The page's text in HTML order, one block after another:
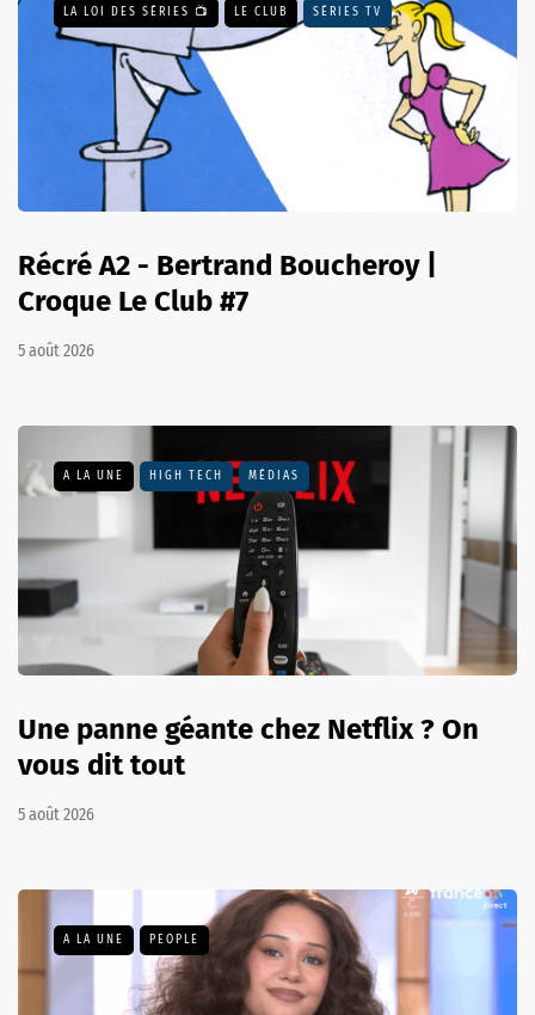
LA LOI DES SÉRIES 📺 LE CLUB SÉRIES TV
Récré A2 - Bertrand Boucheroy |
Croque Le Club #7
5 août 2026
A LA UNE HIGH TECH MÉDIAS
Une panne géante chez Netflix ? On
vous dit tout
5 août 2026
A LA UNE PEOPLE